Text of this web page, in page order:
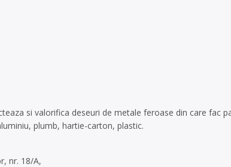
si valorifica deseuri de metale feroase din care
plumb, hartie-carton, plastic.
nr. 18/A,